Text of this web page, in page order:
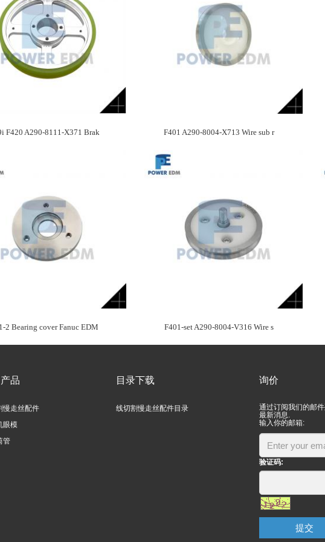
F420 A290-8111-X371 Brak F401 A290-8004-X713 Wire sub r
2 Bearing cover Fanuc EDM F401-set A290-8004-V316 Wire s
品
慢走丝配件
眼模
管
目录下载
线切割慢走丝配件目录
询价
通过订阅我们的邮
最新消息.
输入你的邮箱:
验证码:
提交